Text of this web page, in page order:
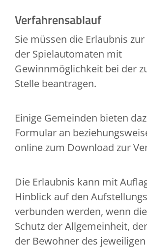
Verfahrensablauf
Sie müssen die Erlaubnis
der Spielautomaten mit
Gewinnmöglichkeit bei der
Stelle beantragen.
Einige Gemeinden bieten
Formular an
online zum Download zur
Die Erlaubnis kann mit
Hinblick auf den
verbunden werden, wenn
Schutz der Allgemeinheit,
der Bewohner des jeweiligen